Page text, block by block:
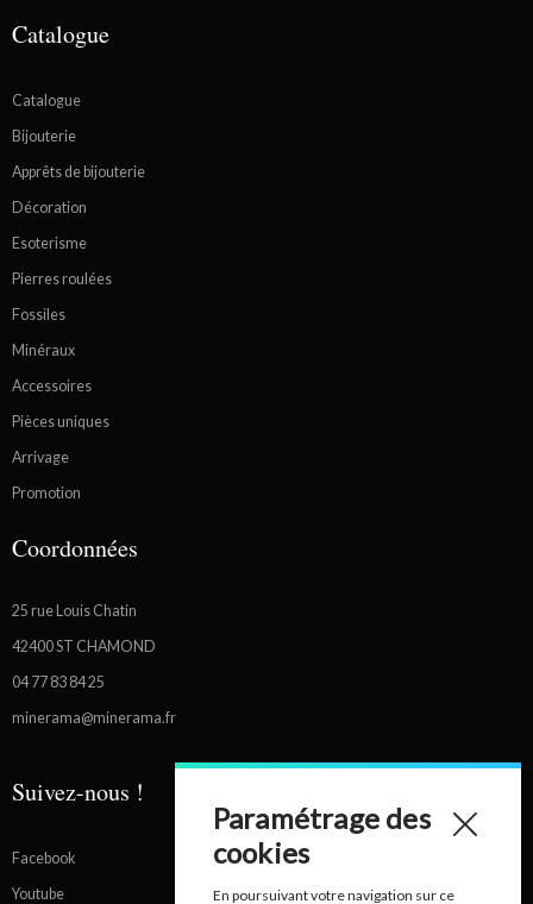
Catalogue
Catalogue
Bijouterie
Apprêts de bijouterie
Décoration
Esoterisme
Pierres roulées
Fossiles
Minéraux
Accessoires
Pièces uniques
Arrivage
Promotion
Coordonnées
25 rue Louis Chatin
42400 ST CHAMOND
04 77 83 84 25
minerama@minerama.fr
Suivez-nous !
Facebook
Youtube
Paramétrage des
cookies
En poursuivant votre navigation sur ce